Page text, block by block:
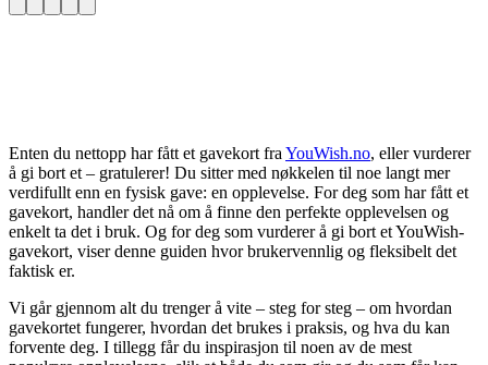
Enten du nettopp har fått et gavekort fra YouWish.no, eller vurderer
å gi bort et – gratulerer! Du sitter med nøkkelen til noe langt mer
verdifullt enn en fysisk gave: en opplevelse. For deg som har fått et
gavekort, handler det nå om å finne den perfekte opplevelsen og
enkelt ta det i bruk. Og for deg som vurderer å gi bort et YouWish-
gavekort, viser denne guiden hvor brukervennlig og fleksibelt det
faktisk er.
Vi går gjennom alt du trenger å vite – steg for steg – om hvordan
gavekortet fungerer, hvordan det brukes i praksis, og hva du kan
forvente deg. I tillegg får du inspirasjon til noen av de mest